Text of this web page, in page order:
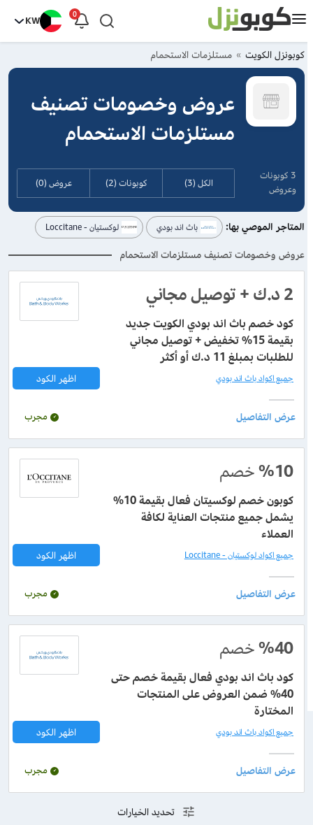
0
KW
كوبونزل الكويت مستلزمات الاستحمام
عروض وخصومات تصنيف
مستلزمات الاستحمام
3 كوبونات
وعروض
الكل (3) كوبونات (2) عروض (0)
المتاجر الموصي بها: باث اند بودي لوكستيان - Loccitane
عروض وخصومات تصنيف مستلزمات الاستحمام
2 د.ك + توصيل مجاني
كود خصم باث اند بودي الكويت جديد
بقيمة 15% تخفيض + توصيل مجاني
للطلبات بمبلغ 11 د.ك أو أكثر
اظهر الكود جميع اكواد باث اند بودي
مجرب
%10خصم
كوبون خصم لوكسيتان فعال بقيمة 10%
يشمل جميع منتجات العناية لكافة
العملاء
اظهر الكود جميع اكواد لوكستيان - Loccitane
مجرب
%40خصم
كود باث اند بودي فعال بقيمة خصم حتى
40% ضمن العروض على المنتجات
المختارة
اظهر الكود جميع اكواد باث اند بودي
مجرب
تحديد الخيارات